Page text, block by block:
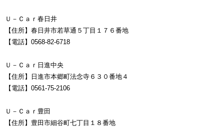
Ｕ－Ｃａｒ春日井
【住所】春日井市若草通５丁目１７６番地
【電話】0568-82-6718
Ｕ－Ｃａｒ日進中央
【住所】日進市本郷町法念寺６３０番地４
【電話】0561-75-2106
Ｕ－Ｃａｒ豊田
【住所】豊田市細谷町七丁目１８番地